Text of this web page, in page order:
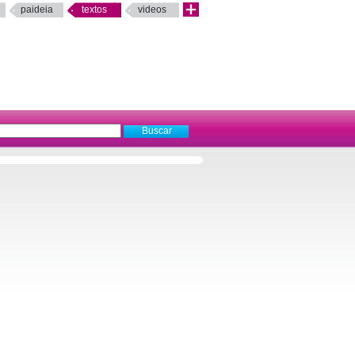
paideia textos videos